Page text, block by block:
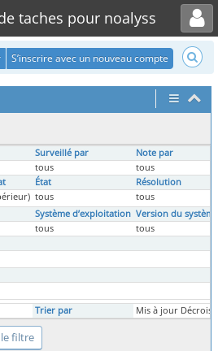
taches pour noalyss
Toggle user menu
S’inscrire avec un nouveau compte
Surveillé par
Note par
tous
tous
État
Résolution
tous
tous
Système d’exploitation Version du
tous
tous
Trier par Mis à jour